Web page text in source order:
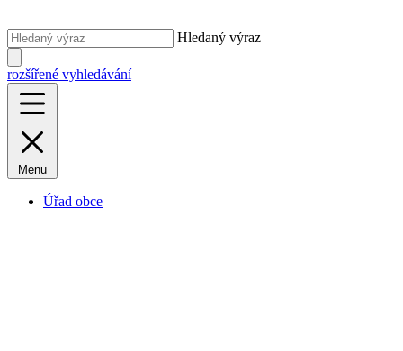
Hledaný výraz
rozšířené vyhledávání
Menu
Úřad obce